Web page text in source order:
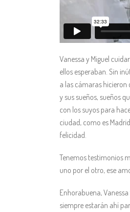
Vanessa y Miguel
ellos esperaban. Sin
a las cámaras hicieron
y sus sueños, sueños
con los suyos para
ciudad, como es
felicidad.
Tenemos testimonios
uno por el otro, ese
Enhorabuena,
siempre estarán ahí